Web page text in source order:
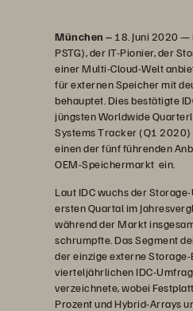
München – 18. Juni 2020 —
PSTG), der IT-Pionier, der
einer Multi-Cloud-Welt
für externen Speicher mit
behauptet. Dies bestätigte
jüngsten Worldwide
Systems Tracker (Q1 2020)
einen der fünf führenden
OEM-Speichermarkt ein.
Laut IDC wuchs der
ersten Quartal im
während der Markt
schrumpfte. Das Segment
der einzige externe
vierteljährlichen IDC-
verzeichnete, wobei
Prozent und Hybrid-Arrays